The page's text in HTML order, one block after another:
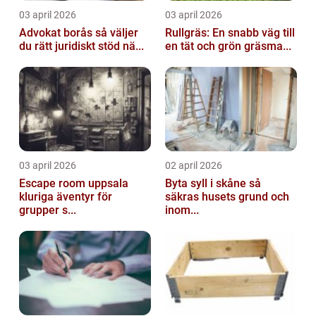
03 april 2026
Advokat borås så väljer
du rätt juridiskt stöd nä...
03 april 2026
Rullgräs: En snabb väg till
en tät och grön gräsma...
03 april 2026
Escape room uppsala
kluriga äventyr för
grupper s...
02 april 2026
Byta syll i skåne så
säkras husets grund och
inom...